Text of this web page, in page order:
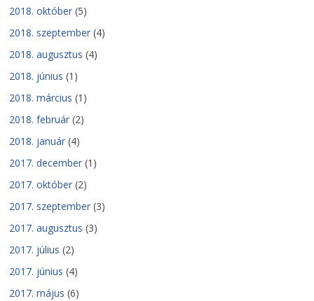
2018. október (5)
2018. szeptember (4)
2018. augusztus (4)
2018. június (1)
2018. március (1)
2018. február (2)
2018. január (4)
2017. december (1)
2017. október (2)
2017. szeptember (3)
2017. augusztus (3)
2017. július (2)
2017. június (4)
2017. május (6)